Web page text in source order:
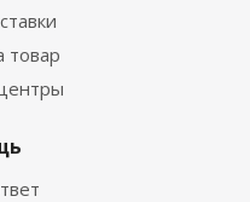
товар